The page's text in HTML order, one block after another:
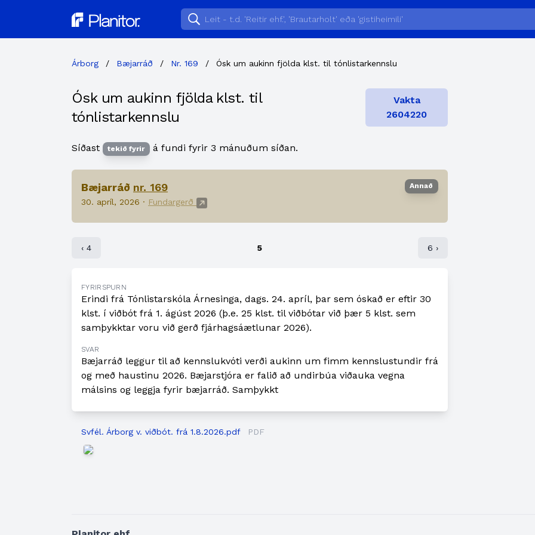
Planitor
Árborg / Bæjarráð / Nr. 169 / Ósk um aukinn fjölda klst. til tónlistarkennslu
Ósk um aukinn fjölda klst. til
tónlistarkennslu
Vakta
2604220
Síðast tekið fyrir á fundi fyrir 3 mánuðum síðan.
Bæjarráð nr. 169
30. apríl, 2026 · Fundargerð
Annað
‹ 4 5 6 ›
FYRIRSPURN
Erindi frá Tónlistarskóla Árnesinga, dags. 24. apríl, þar sem óskað er eftir 30
klst. í viðbót frá 1. ágúst 2026 (þ.e. 25 klst. til viðbótar við þær 5 klst. sem
samþykktar voru við gerð fjárhagsáætlunar 2026).
SVAR
Bæjarráð leggur til að kennslukvóti verði aukinn um fimm kennslustundir frá
og með haustinu 2026. Bæjarstjóra er falið að undirbúa viðauka vegna
málsins og leggja fyrir bæjarráð. Samþykkt
Svfél. Árborg v. viðbót. frá 1.8.2026.pdf PDF